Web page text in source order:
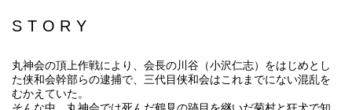
STORY
丸神会の頂上作戦により、会長の川谷（小沢仁志）をはじめとし
た侠和会幹部らの逮捕で、三代目侠和会はこれまでにない混乱を
むかえていた。